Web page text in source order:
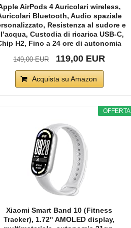
AirPods 4 Auricolari wireless,
Bluetooth, Audio spaziale
Resistenza al sudore e
Custodia di ricarica USB-C,
H2, Fino a 24 ore di autonomia
149,00 EUR 119,00 EUR
Acquista su Amazon
OFFERTA
Xiaomi Smart Band 10 (Fitness
Tracker), 1.72" AMOLED display,